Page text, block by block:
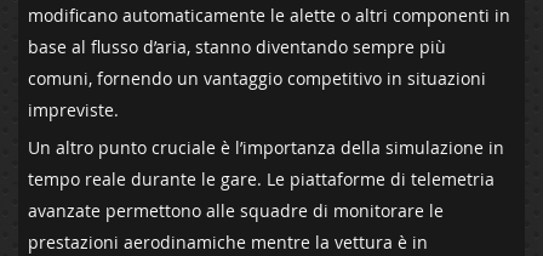
modificano automaticamente le alette o altri componenti in
‍base⁢ al flusso⁤ d’aria, stanno diventando sempre più
comuni, fornendo un‍ vantaggio competitivo in situazioni‌
impreviste.
Un ​altro punto‌ cruciale è l’importanza della simulazione in
tempo reale durante‍ le gare. Le piattaforme​ di ⁢telemetria
avanzate permettono ‌alle squadre​ di ⁣monitorare ⁤le
prestazioni aerodinamiche ‌mentre la‌ vettura è ‍in